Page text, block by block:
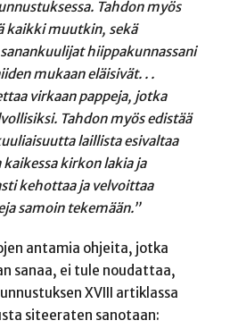
Tahdon myös
kaikki muutkin, sekä
hiippakunnassani
mukaan eläisivät. . .
virkaan pappeja, jotka
Tahdon myös edistää
laillista esivaltaa
kirkon lakia ja
kehottaa ja velvoittaa
samoin tekemään.”
antamia ohjeita, jotka
sanaa, ei tule noudattaa,
XVIII artiklassa
siteeraten sanotaan: